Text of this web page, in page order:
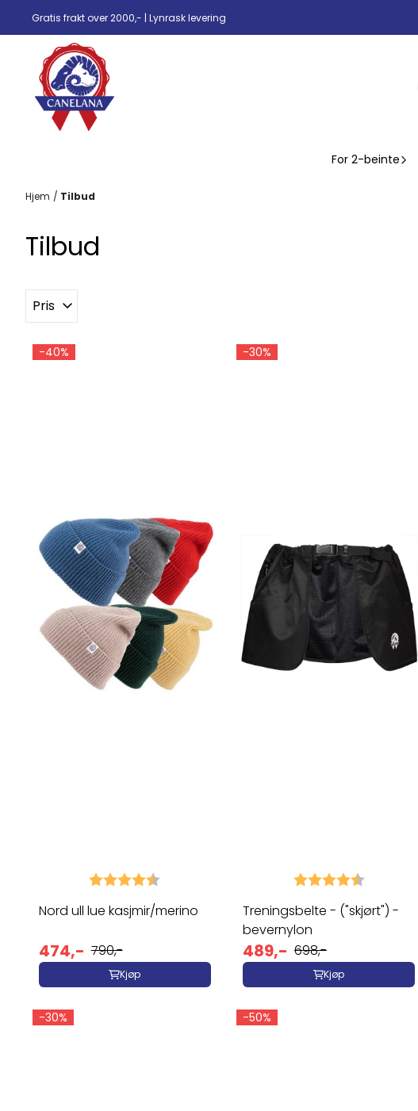
Hopp til innhold
Gratis frakt over 2000,- | Lynrask levering
For 2-beinte
Hjem / Tilbud
Tilbud
Pris
-40%
Karakter:
Nord ull lue kasjmir/merino
474,- 790,-
Kjøp
-30%
Karakter: 4.5 av 5
Treningsbelte - ("skjørt") -
bevernylon
489,- 698,-
Kjøp
-30% -50%